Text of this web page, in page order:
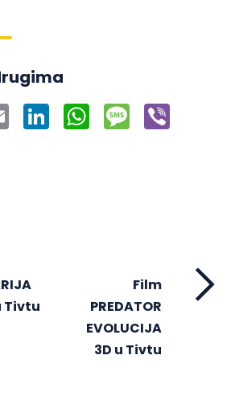
Email LinkedInWhatsApp
Message
Tivtu
Film
PREDATOR
EVOLUCIJA
3D u Tivtu